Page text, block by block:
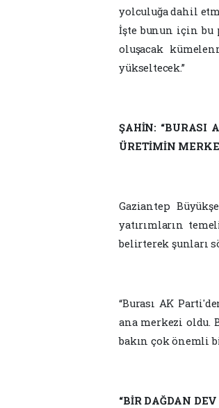
yolculuğa dahil
İşte bunun için bu
oluşacak
yükseltecek.”
ŞAHİN: “BURASI
ÜRETİMİN
Gaziantep
yatırımların
belirterek şunları
“Burası AK
ana merkezi oldu.
bakın çok önemli
“BİR DAĞDAN